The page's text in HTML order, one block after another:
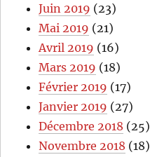
Juin 2019 (23)
Mai 2019 (21)
Avril 2019 (16)
Mars 2019 (18)
Février 2019 (17)
Janvier 2019 (27)
Décembre 2018 (25)
Novembre 2018 (18)